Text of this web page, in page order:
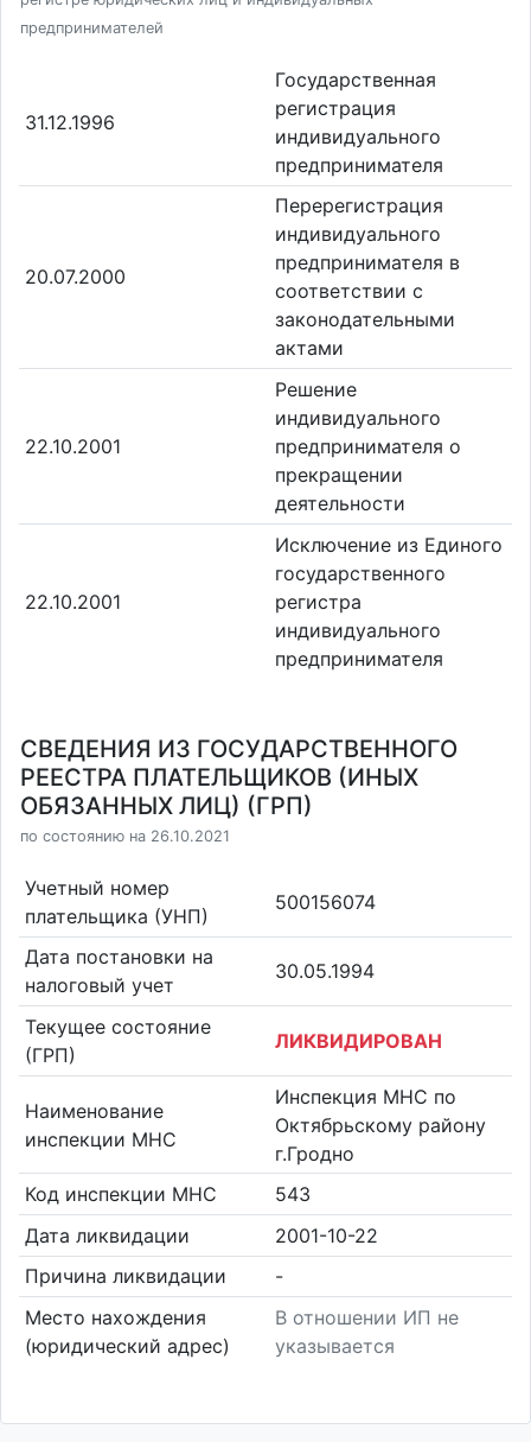
предпринимателей
31.12.1996
Государственная
регистрация
индивидуального
предпринимателя
20.07.2000
Перерегистрация
индивидуального
предпринимателя в
соответствии с
законодательными
актами
22.10.2001
Решение
индивидуального
предпринимателя о
прекращении
деятельности
22.10.2001
Исключение из Единого
государственного
регистра
индивидуального
предпринимателя
СВЕДЕНИЯ ИЗ ГОСУДАРСТВЕННОГО
РЕЕСТРА ПЛАТЕЛЬЩИКОВ (ИНЫХ
ОБЯЗАННЫХ ЛИЦ) (ГРП)
по состоянию на 26.10.2021
Учетный номер
плательщика (УНП)
500156074
Дата постановки на
налоговый учет
30.05.1994
Текущее состояние
(ГРП)
ЛИКВИДИРОВАН
Наименование
инспекции МНС
Инспекция МНС по
Октябрьскому району
г.Гродно
Код инспекции МНС
543
Дата ликвидации
2001-10-22
Причина ликвидации
-
Место нахождения
(юридический адрес)
В отношении ИП не
указывается